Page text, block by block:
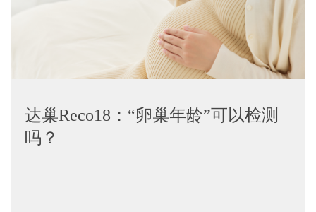
达巢Reco18：“卵巢年龄”可以检测
吗？